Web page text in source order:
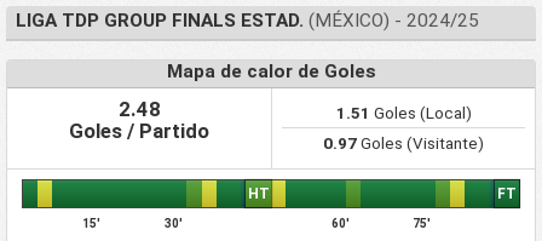
LIGA TDP GROUP FINALS ESTAD. (MÉXICO) - 2024/25
Mapa de calor de Goles
2.48
Goles / Partido
1.51 Goles (Local)
0.97 Goles (Visitante)
15' 30'
HT
60' 75'
FT